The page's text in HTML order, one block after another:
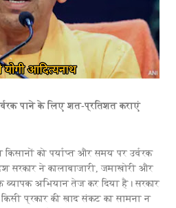
पाने के लिए शत-प्रतिशत कराएं
को पर्याप्त और समय पर उर्वरक
सरकार ने कालाबाजारी, जमाखोरी और
अभियान तेज कर दिया है। सरकार
प्रकार की खाद संकट का सामना न